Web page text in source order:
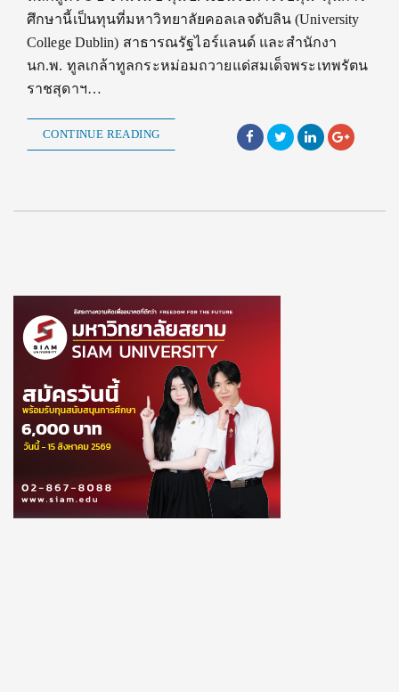
ศึกษานี้เป็นทุนที่มหาวิทยาลัยคอลเลจดับลิน (University
College Dublin) สาธารณรัฐไอร์แลนด์ และสํานักงา
นก.พ. ทูลเกล้าทูลกระหม่อมถวายแด่สมเด็จพระเทพรัตน
ราชสุดาฯ…
CONTINUE READING